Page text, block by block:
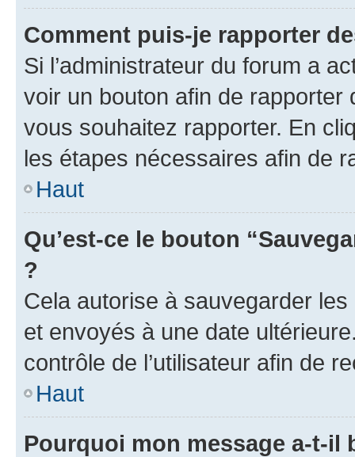
Comment puis-je rapporter
Si l’administrateur du forum a
voir un bouton afin de
vous souhaitez rapporter. En
les étapes nécessaires afin de
Haut
Qu’est-ce le bouton
?
Cela autorise à sauvegarder
et envoyés à une date
contrôle de l’utilisateur afin de
Haut
Pourquoi mon message a-t-il